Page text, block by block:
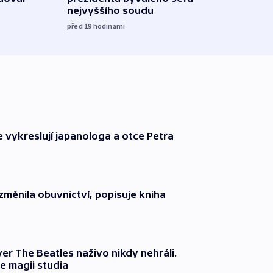
nejvyššího soudu
před 19 hodinami
vykreslují japanologa a otce Petra
obuvnictví, popisuje kniha
The Beatles naživo nikdy nehráli.
magii studia